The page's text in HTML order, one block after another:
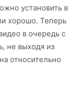
установить в
хорошо. Теперь
в очередь с
не выходя из
относительно